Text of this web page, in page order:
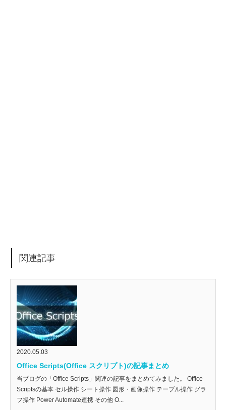
関連記事
2020.05.03
Office Scripts(Office スクリプト)の記事まとめ
当ブログの「Office Scripts」関連の記事をまとめてみました。 Office
Scriptsの基本 セル操作 シート操作 図形・画像操作 テーブル操作 グラ
フ操作 Power Automate連携 その他 O...